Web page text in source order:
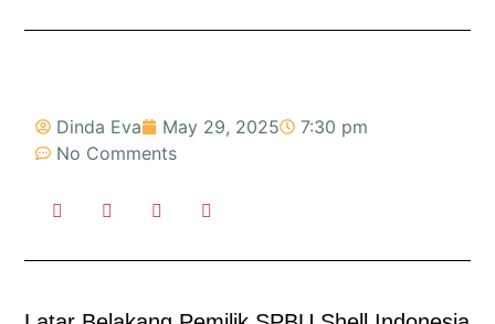
Dinda Eva May 29, 2025
7:30 pm
No Comments